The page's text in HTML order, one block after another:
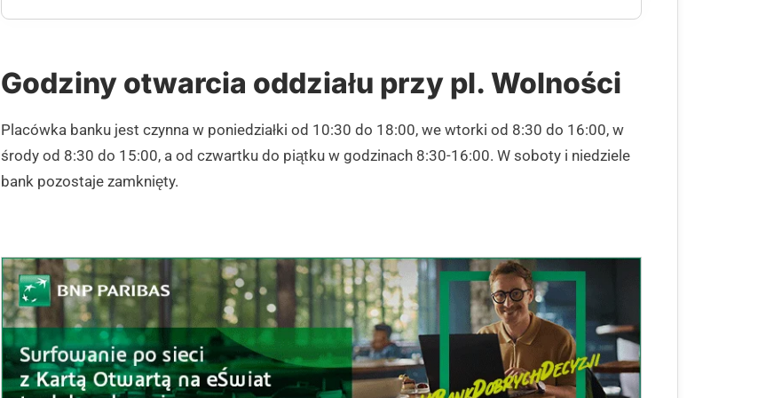
Godziny otwarcia oddziału przy pl. Wolności
Placówka banku jest czynna w poniedziałki od 10:30 do 18:00, we wtorki od 8:30 do 16:00, w
środy od 8:30 do 15:00, a od czwartku do piątku w godzinach 8:30-16:00. W soboty i niedziele
bank pozostaje zamknięty.